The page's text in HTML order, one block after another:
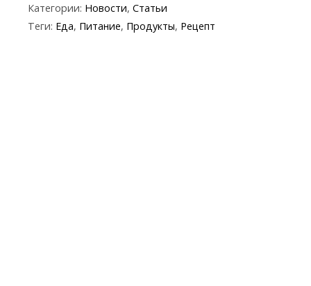
e itt
er
e er at
s
y t
Категории: Новости, Статьи
Теги: Еда, Питание, Продукты, Рецепт